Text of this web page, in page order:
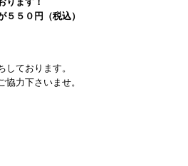
５０円（税込）
ております。
力下さいませ。